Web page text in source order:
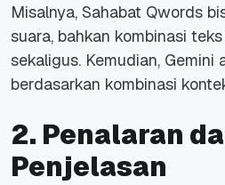
Misalnya, Sahabat Qwords
suara, bahkan kombinasi
sekaligus. Kemudian, Gemini
berdasarkan kombinasi
2. Penalaran
Penjelasan